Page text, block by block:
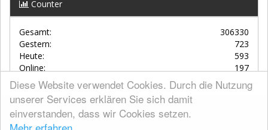
Diese Website verwendet Cookies. Durch die Nutzung
unserer Services erklären Sie sich damit
einverstanden, dass wir Cookies setzen.
Counter
Gesamt:
306330
Gestern:
723
Heute:
593
Online:
197
AGBs